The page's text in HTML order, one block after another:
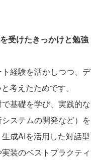
受けたきっかけと勉強
経験を活かしつつ、デ
考えたためです。
基礎を学び、実践的な
ステムの開発など）を
成AIを活用した対話型
装のベストプラクティ